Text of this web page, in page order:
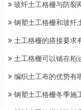
玻纤土工格栅与防裂
钢塑土工格栅和玻纤
土工格栅的搭接要求
土工格栅可以铺在柏
编织土工布的优势有
钢塑土工格栅冬季施